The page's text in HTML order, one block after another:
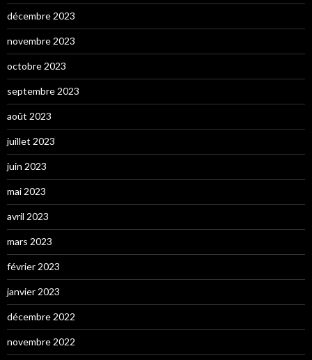
décembre 2023
novembre 2023
octobre 2023
septembre 2023
août 2023
juillet 2023
juin 2023
mai 2023
avril 2023
mars 2023
février 2023
janvier 2023
décembre 2022
novembre 2022